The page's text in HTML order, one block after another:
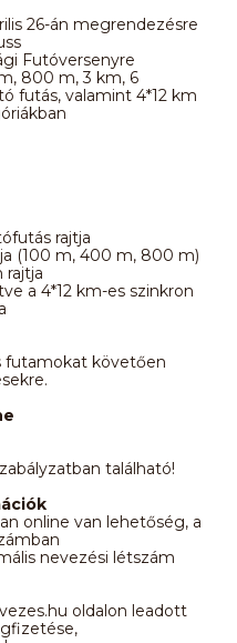
26-án megrendezésre
Futóversenyre
800 m, 3 km, 6
futás, valamint 4*12 km
rajtja
(100 m, 400 m, 800 m)
rajtja
a 4*12 km-es szinkron
futamokat követően
található!
online van lehetőség, a
nevezési létszám
oldalon leadott